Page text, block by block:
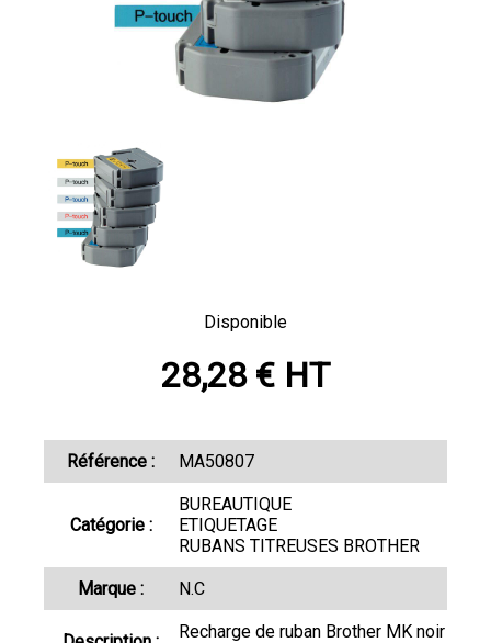
Disponible
28,28 € HT
Référence : MA50807
Catégorie :
BUREAUTIQUE
ETIQUETAGE
RUBANS TITREUSES BROTHER
Marque : N.C
Recharge de ruban Brother MK noir